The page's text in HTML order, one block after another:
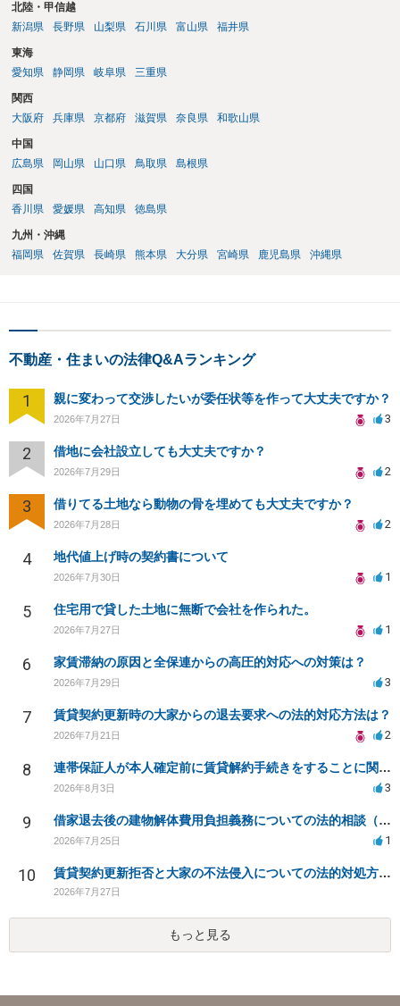
北陸・甲信越
新潟県
長野県 山梨県 石川県 富山県 福井県
東海
愛知県
静岡県 岐阜県 三重県
関西
大阪府
兵庫県 京都府 滋賀県 奈良県 和歌山県
中国
広島県
岡山県 山口県 鳥取県 島根県
四国
香川県
愛媛県 高知県 徳島県
九州・沖縄
福岡県
佐賀県 長崎県 熊本県 大分県 宮崎県 鹿児島県 沖縄県
不動産・住まいの法律Q&Aランキング
1 親に変わって交渉したいが委任状等を作って大丈夫ですか？
2026年7月27日 3
2 借地に会社設立しても大丈夫ですか？
2026年7月29日 2
3 借りてる土地なら動物の骨を埋めても大丈夫ですか？
2026年7月28日 2
4 地代値上げ時の契約書について
2026年7月30日 1
5 住宅用で貸した土地に無断で会社を作られた。
2026年7月27日 1
6 家賃滞納の原因と全保連からの高圧的対応への対策は？
2026年7月29日 3
7 賃貸契約更新時の大家からの退去要求への法的対応方法は？
2026年7月21日 2
8 連帯保証人が本人確定前に賃貸解約手続きをすることに関して
2026年8月3日 3
9 借家退去後の建物解体費用負担義務についての法的相談（補足説明修正）
2026年7月25日 1
10 賃貸契約更新拒否と大家の不法侵入についての法的対処方法は？
2026年7月27日
もっと見る